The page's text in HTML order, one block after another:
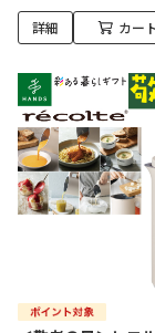
詳細 カー